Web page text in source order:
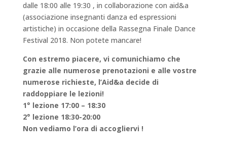
dalle 18:00 alle 19:30 , in collaborazione con aid&a
(associazione insegnanti danza ed espressioni
artistiche) in occasione della Rassegna Finale Dance
Festival 2018. Non potete mancare!
Con estremo piacere, vi comunichiamo che
grazie alle numerose prenotazioni e alle vostre
numerose richieste, l’Aid&a decide di
raddoppiare le lezioni!
1° lezione 17:00 – 18:30
2° lezione 18:30-20:00
Non vediamo l’ora di accogliervi !